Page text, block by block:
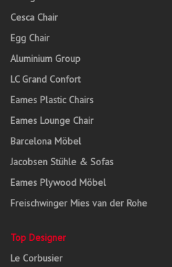
Cesca Chair
Egg Chair
Aluminium Group
LC Grand Confort
Eames Plastic Chairs
Eames Lounge Chair
Barcelona Möbel
Jacobsen Stühle & Sofas
Eames Plywood Möbel
Freischwinger Mies van der Rohe
Top Designer
Le Corbusier